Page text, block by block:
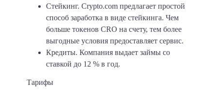
Стейкинг. Crypto.com предлагает простой
способ заработка в виде стейкинга. Чем
больше токенов CRO на счету, тем более
выгодные условия предоставляет сервис.
Кредиты. Компания выдает займы со
ставкой до 12 % в год.
Тарифы